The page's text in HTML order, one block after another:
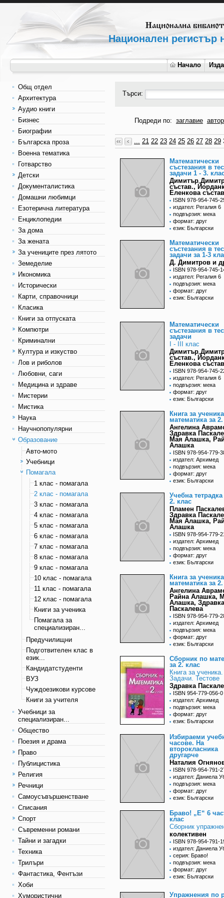
Национален регистър
Начало
Общ отдел
Архитектура
Аудио книги
Бизнес
Биографии
Българска проза
Военна тематика
Готварство
Детски
Документалистика
Домашни любимци
Езотерична литература
Енциклопедии
За дома
За жената
За учениците през лятото
Земеделие
Икономика
Исторически
Карти, справочници
Класика
Книги за отпуската
Компютри
Криминални
Култура и изкуство
Лов и риболов
Любовни, саги
Медицина и здраве
Мистерии
Мистика
Наука
Научнопопулярни
Образование
Авто-мото
Учебници
Помагала
1 клас - помагала
2 клас - помагала
3 клас - помагала
4 клас - помагала
5 клас - помагала
6 клас - помагала
7 клас - помагала
8 клас - помагала
9 клас - помагала
10 клас - помагала
11 клас - помагала
12 клас - помагала
Книги за ученика
Помагала за
специализиран...
Предучилищни
Подготвителен клас в
език...
Кандидатстуденти
ВУЗ
Чуждоезикови курсове
Книги за учителя
Учебници за
специализиран...
Общество
Поезия и драма
Право
Публицистика
Религия
Речници
Самоусъвършенстване
Списания
Спорт
Съвременни романи
Тайни и загадки
Техника
Трилъри
Фантастика, Фентъзи
Хоби
Хумористични
Търси:
Подреди по: заглавие автор
... 21 22 23 24 25 26 27 28 29
Математически
състезания в
задачи 1 - 3.
Димитър
състав.,
Еленкова
ISBN 978-954-745-
издател: Регалия 6
подвързия: мека
формат: друг
език: Български
Математически
състезания в
задачи за 1-3
Д. Димитров и
ISBN 978-954-745-
издател: Регалия 6
подвързия: мека
формат: друг
език: Български
Математически
състезания в
задачи
I - III клас
Димитър
състав.,
Еленкова
ISBN 978-954-745-
издател: Регалия 6
подвързия: мека
формат: друг
език: Български
Книга за
математика за
Ангелина
Здравка
Мая Алашка,
Алашка
ISBN 978-954-779-
издател: Архимед
подвързия: мека
формат: друг
език: Български
Учебна
2. клас
Пламен
Здравка
Мая Алашка,
Алашка
ISBN 978-954-779-
издател: Архимед
подвързия: мека
формат: друг
език: Български
Книга за
математика за
Ангелина
Райна Алашка,
Алашка, Здравка
Паскалева
ISBN 978-954-779-
издател: Архимед
подвързия: мека
формат: друг
език: Български
Сборник по
за 2. клас
Книга за ученика.
Задачи. Тестове
Здравка
ISBN 954-779-056-0
издател: Архимед
подвързия: мека
формат: друг
език: Български
Избираеми
часове. На
второкласника
другарче
Наталия
ISBN 978-954-791-
издател: Даниела
подвързия: мека
формат: друг
език: Български
Браво! „Е“ 6
клас
Сборник
колективен
ISBN 978-954-791-
издател: Даниела
серия: Браво!
подвързия: мека
формат: друг
език: Български
Упражнения по